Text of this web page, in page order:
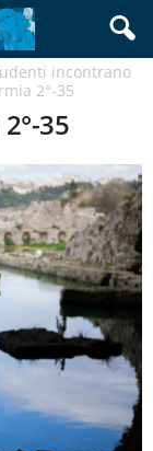
incontrano
2°-35
35